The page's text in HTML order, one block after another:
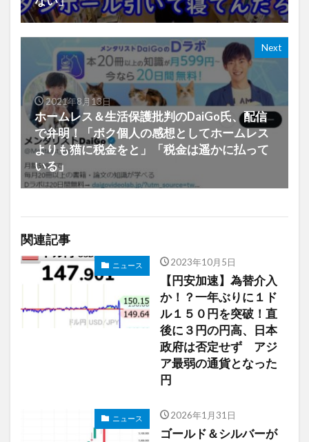
Next
2021年8月13日
ホームレス＆生活保護批判のDaiGo氏、配信
で弁明！「ボク個人の感想としてホームレス
よりも猫に税金をと」「税金は遥かに払って
いる」
関連記事
ニュース 2023年10月5日
【円安加速】為替介入
か！？一年ぶりに１ド
ル１５０円を突破！直
後に３円の円高、日本
政府は否定せず アジ
ア最弱の通貨となった
円
ニュース 2026年1月31日
ゴールド＆シルバーが